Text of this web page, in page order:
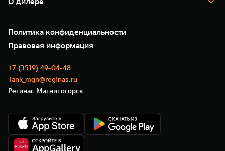
Зарядные станции
Новые цифровые сервисы TANK
Сервис
Нулевое ТО
Моторные масла
35 лет GWM
GWM ТЕХ ДЕНЬ
Новости
Политика конфиденциальности
Правовая информация
+7 (3519) 49-04-48
Tank_mgn@reginas.ru
Регинас Магнитогорск